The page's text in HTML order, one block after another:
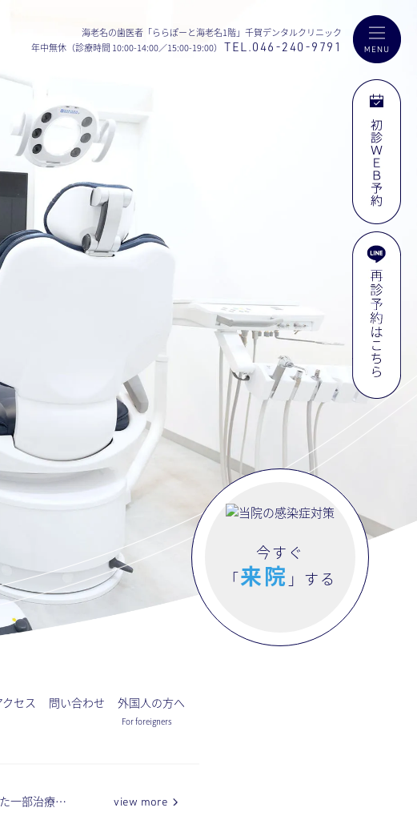
海老名の歯医者 「ららぽーと海老名1階」 千賀デンタルクリニック
年中無休（診療時間 10:00-14:00／15:00-19:00） TEL.046-240-9791
今すぐ
「来院 」する
クセス 問い合わせ 外国人の方へ
For foreigners
た一部治療… view more